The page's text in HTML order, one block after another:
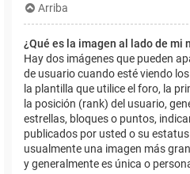
Arriba
¿Qué es la imagen al lado de mi
Hay dos imágenes que pueden
de usuario cuando esté viendo
la plantilla que utilice el foro, la
la posición (rank) del usuario,
estrellas, bloques o puntos,
publicados por usted o su
usualmente una imagen más
y generalmente es única o